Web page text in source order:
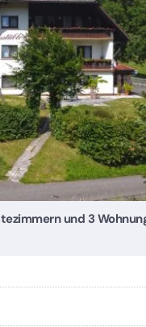
und 3